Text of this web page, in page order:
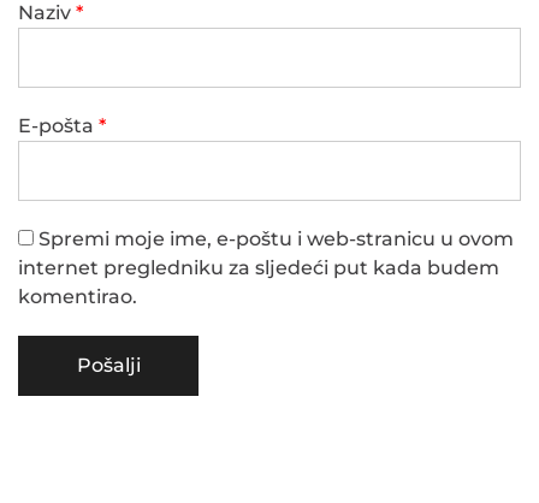
Naziv *
E-pošta *
Spremi moje ime, e-poštu i web-stranicu u ovom
internet pregledniku za sljedeći put kada budem
komentirao.